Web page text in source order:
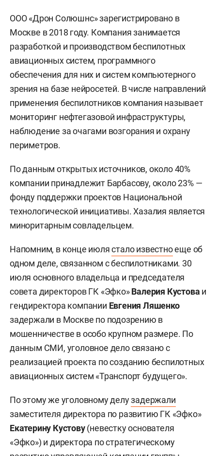
ООО «Дрон Солюшнс» зарегистрировано в
Москве в 2018 году. Компания занимается
разработкой и производством беспилотных
авиационных систем, программного
обеспечения для них и систем компьютерного
зрения на базе нейросетей. В числе направлений
применения беспилотников компания называет
мониторинг нефтегазовой инфраструктуры,
наблюдение за очагами возгорания и охрану
периметров.
По данным открытых источников, около 40%
компании принадлежит Барбасову, около 23% —
фонду поддержки проектов Национальной
технологической инициативы. Хазалия является
миноритарным совладельцем.
Напомним, в конце июлястало известноеще об
одном деле, связанном с беспилотниками. 30
июля основного владельца и председателя
совета директоров ГК «Эфко»Валерия Кустова и
гендиректора компании Евгения Ляшенко
задержали в Москве по подозрению в
мошенничестве в особо крупном размере. По
данным СМИ, уголовное дело связано с
реализацией проекта по созданию беспилотных
авиационных систем «Транспорт будущего».
По этому же уголовному делузадержали
заместителя директора по развитию ГК «Эфко»
Екатерину Кустову(невестку основателя
«Эфко») и директора по стратегическому